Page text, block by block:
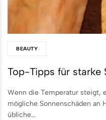
BEAUTY
Top-Tipps für starke
Wenn die Temperatur steigt,
mögliche Sonnenschäden an
übliche…